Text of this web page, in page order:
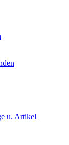
u. Artikel |